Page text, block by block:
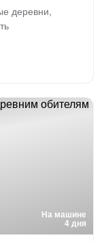
деревни,
На машине
4 дня